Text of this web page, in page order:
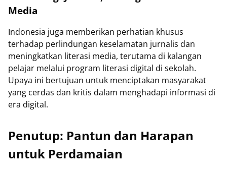
Media
Indonesia juga memberikan perhatian khusus
terhadap perlindungan keselamatan jurnalis dan
meningkatkan literasi media, terutama di kalangan
pelajar melalui program literasi digital di sekolah.
Upaya ini bertujuan untuk menciptakan masyarakat
yang cerdas dan kritis dalam menghadapi informasi di
era digital.
Penutup: Pantun dan Harapan
untuk Perdamaian